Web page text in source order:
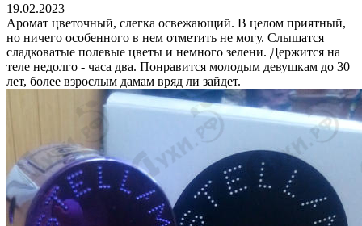
19.02.2023
Аромат цветочный, слегка освежающий. В целом приятный,
но ничего особенного в нем отметить не могу. Слышатся
сладковатые полевые цветы и немного зелени. Держится на
теле недолго - часа два. Понравится молодым девушкам до 30
лет, более взрослым дамам вряд ли зайдет.